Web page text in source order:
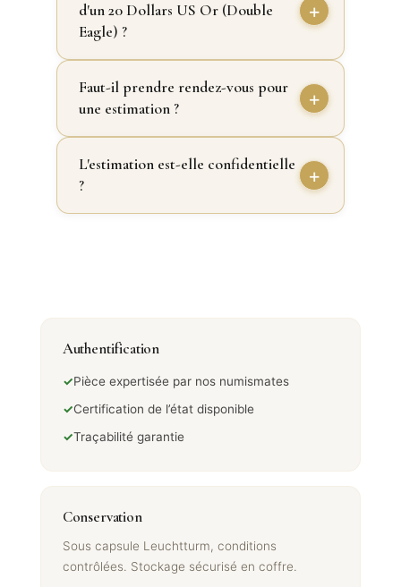
d'un 20 Dollars US Or (Double
Eagle) ?
Faut-il prendre rendez-vous pour
une estimation ?
L'estimation est-elle confidentielle
?
Authentification
✓Pièce expertisée par nos numismates
✓Certification de l’état disponible
✓Traçabilité garantie
Conservation
Sous capsule Leuchtturm, conditions
contrôlées. Stockage sécurisé en coffre.